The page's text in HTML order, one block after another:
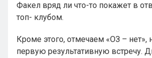
Факел вряд ли что-то покажет в
топ- клубом.
Кроме этого, отмечаем «ОЗ – нет»,
первую результативную встречу.